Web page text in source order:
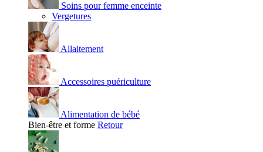
Soins pour femme enceinte
Vergetures
Allaitement
Accessoires puériculture
Alimentation de bébé
Bien-être et forme Retour